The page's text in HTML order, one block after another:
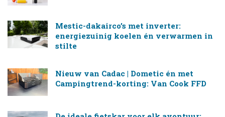
Mestic-dakairco’s met inverter:
energiezuinig koelen én verwarmen in
stilte
Nieuw van Cadac | Dometic én met
Campingtrend-korting: Van Cook FFD